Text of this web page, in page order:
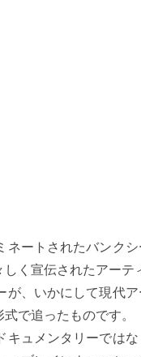
ートされたバンク
く宣伝されたアーテ
、いかにして現代
で追ったものです。
ュメンタリーではな